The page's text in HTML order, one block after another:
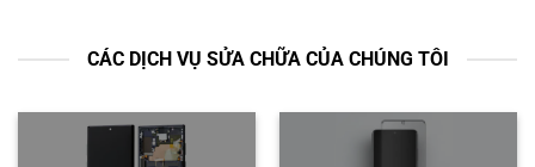
CÁC DỊCH VỤ SỬA CHỮA CỦA CHÚNG TÔI